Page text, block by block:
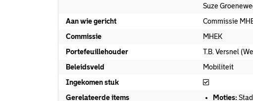
Suze
Aan wie gericht
Commissie
Commissie
MHEK
Portefeuillehouder
T.B. Versnel
Beleidsveld
Mobiliteit
Ingekomen stuk
Ingekomen
Gerelateerde items
Moties: